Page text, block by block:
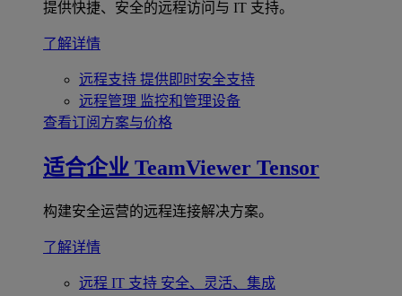
提供快捷、安全的远程访问与 IT 支持。
了解详情
远程支持 提供即时安全支持
远程管理 监控和管理设备
查看订阅方案与价格
适合企业 TeamViewer Tensor
构建安全运营的远程连接解决方案。
了解详情
远程 IT 支持 安全、灵活、集成